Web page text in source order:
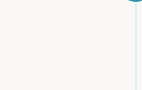
در دوره‌ای میبینی